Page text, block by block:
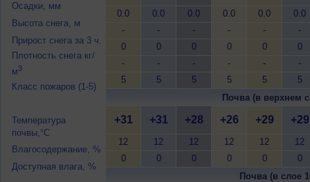
Осадки, мм
Высота снега, м
Прирост снега за 3 ч.
Плотность снега кг/
м3
Класс пожаров (1-5)
Температура
почвы,°C
Влагосодержание, %
Доступная влага, %
0.0
-
0
-
5
0.0
-
0
-
5
0.0
-
0
-
5
0.0
-
0
-
5
0.0
-
0
-
5
0.0
-
0
-
5
Почва (в верхнем
+31
12
0
+31
12
0
+28
12
0
+26
12
0
+29
12
0
+29
12
0
Почва (в слое